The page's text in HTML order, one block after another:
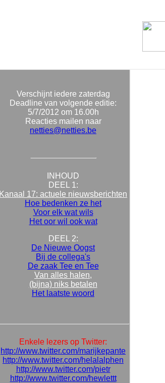
Verschijnt iedere zaterdag
Deadline van volgende editie:
5/7/2012 om 16.00h
Reacties mailen naar
netties@netties.be
INHOUD
DEEL 1:
Kanaal 17: actuele nieuwsberichten
Hoe bedenken ze het
Voor elk wat wils
Het oor wil ook wat
DEEL 2:
De Nieuwe Oogst
Bij de collega's
De zaak Tee en Tee
Van alles halen,
(bijna) niks betalen
Het laatste woord
Enkele lezers op Twitter:
http://www.twitter.com/marijkepante
http://www.twitter.com/helalalphen
http://www.twitter.com/pietr
http://www.twitter.com/hewlettt